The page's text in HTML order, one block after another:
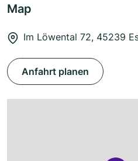
Map
Im Löwental 72, 45239
Anfahrt planen